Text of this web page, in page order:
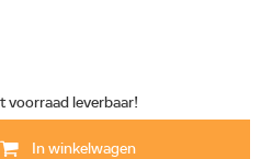
voorraad leverbaar!
In winkelwagen